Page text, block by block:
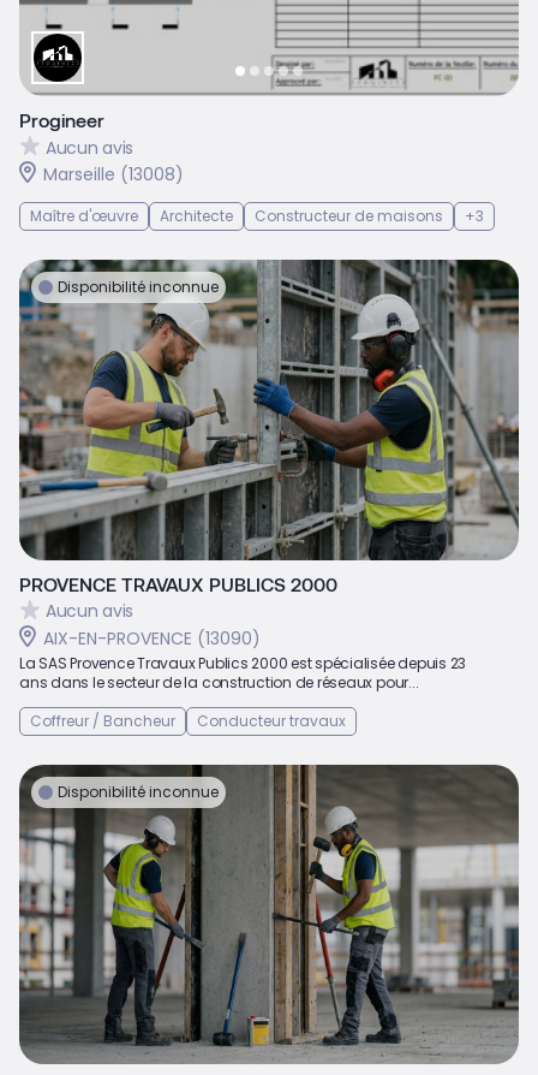
Progineer
Aucun avis
Marseille (13008)
Maître d'œuvre Architecte Constructeur de maisons +3
Disponibilité inconnue
PROVENCE TRAVAUX PUBLICS 2000
Aucun avis
AIX-EN-PROVENCE (13090)
La SAS Provence Travaux Publics 2000 est spécialisée depuis 23
ans dans le secteur de la construction de réseaux pour...
Coffreur / Bancheur
Conducteur travaux
Disponibilité inconnue